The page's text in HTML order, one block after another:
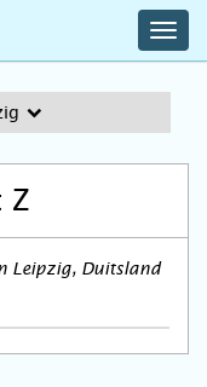
Z
Leipzig, Duitsland